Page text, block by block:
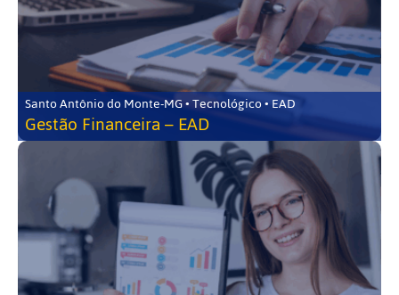
Santo Antônio do Monte-MG • Tecnológico • EAD
Gestão Financeira – EAD